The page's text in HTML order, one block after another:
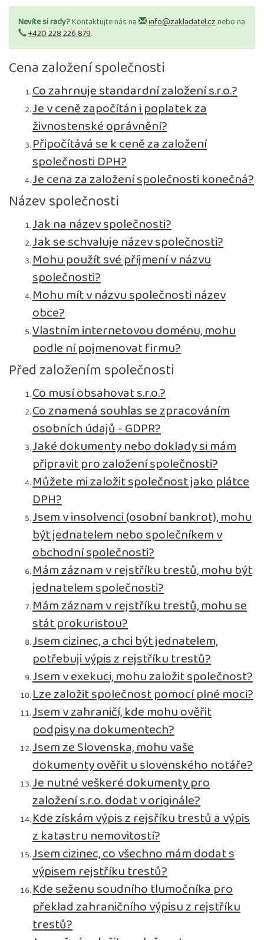
Nevíte si rady?Kontaktujte nás na info@zakladatel.cznebo na
+420 228 226 879.
Cena založení společnosti
Co zahrnuje standardní založení s.r.o.?
Je v ceně započítán i poplatek za
živnostenské oprávnění?
Připočítává se k ceně za založení
společnosti DPH?
Je cena za založení společnosti konečná?
Název společnosti
Jak na název společnosti?
Jak se schvaluje název společnosti?
Mohu použít své příjmení v názvu
společnosti?
Mohu mít v názvu společnosti název
obce?
Vlastním internetovou doménu, mohu
podle ní pojmenovat firmu?
Před založením společnosti
Co musí obsahovat s.r.o.?
Co znamená souhlas se zpracováním
osobních údajů - GDPR?
Jaké dokumenty nebo doklady si mám
připravit pro založení společnosti?
Můžete mi založit společnost jako plátce
DPH?
Jsem v insolvenci (osobní bankrot), mohu
být jednatelem nebo společníkem v
obchodní společnosti?
Mám záznam v rejstříku trestů, mohu být
jednatelem společnosti?
Mám záznam v rejstříku trestů, mohu se
stát prokuristou?
Jsem cizinec, a chci být jednatelem,
potřebuji výpis z rejstříku trestů?
Jsem v exekuci, mohu založit společnost?
Lze založit společnost pomocí plné moci?
Jsem v zahraničí, kde mohu ověřit
podpisy na dokumentech?
Jsem ze Slovenska, mohu vaše
dokumenty ověřit u slovenského notáře?
Je nutné veškeré dokumenty pro
založení s.r.o. dodat v originále?
Kde získám výpis z rejsříku trestů a výpis
z katastru nemovitostí?
Jsem cizinec, co všechno mám dodat s
výpisem rejstříku trestů?
Kde seženu soudního tlumočníka pro
překlad zahraničního výpisu z rejstříku
trestů?